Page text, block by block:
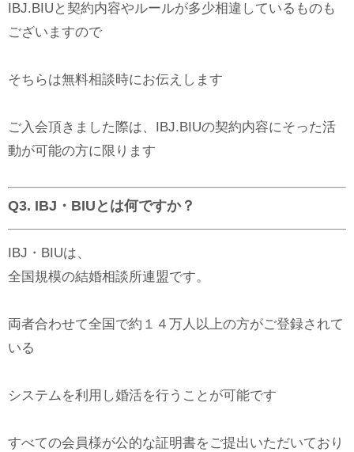
IBJ.BIUと契約内容やルールが多少相違しているものも
ございますので
そちらは無料相談時にお伝えします
ご入会頂きました際は、IBJ.BIUの契約内容にそった活
動が可能の方に限ります
Q3. IBJ・BIUとは何ですか？
IBJ・BIUは、
全国規模の結婚相談所連盟です。
両者合わせて全国で約１４万人以上の方がご登録されて
いる
システムを利用し婚活を行うことが可能です
すべての会員様が公的な証明書をご提出いただいており